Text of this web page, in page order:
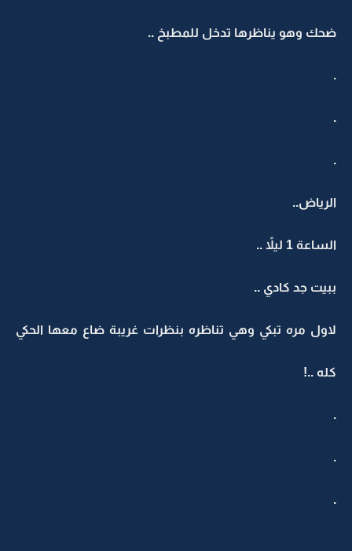
ضحك وهو يناظرها تدخل للمطبخ ..
.
.
.
الرياض..
الساعة 1 ليلاً ..
ببيت جد كادي ..
لاول مره تبكي وهي تناظره بنظرات غريبة ضاع معها الحكي
كله ..!
.
.
.